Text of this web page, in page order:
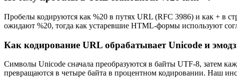
Пробелы кодируются как %20 в путях URL (RFC 3986) и как + в
ожидают %20, тогда как устаревшие HTML-формы используют
Как кодирование URL обрабатывает Unicode и
Символы Unicode сначала преобразуются в байты UTF-8, затем
превращаются в четыре байта в процентном кодировании. Наш